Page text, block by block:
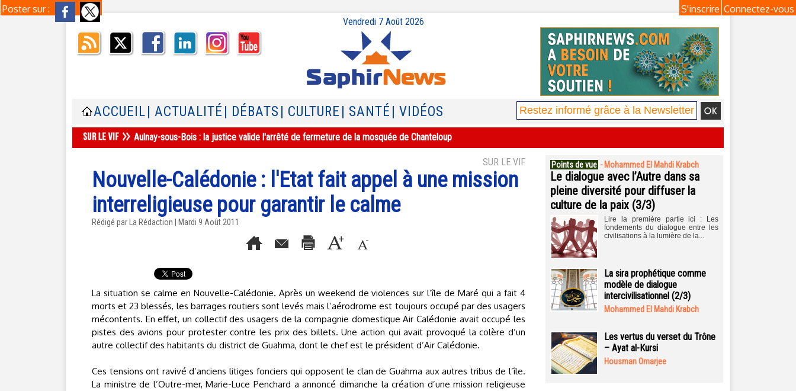
Poster sur : Connectez-vous
S'inscrire
Vendredi 7 Août 2026
ACCUEIL | ACTUALITÉ | DÉBATS | CULTURE | SANTÉ | VIDÉOS
Aulnay-sous-Bois : la justice valide l'arrêté de fermeture de la mosquée de Chanteloup
SUR LE VIF
Nouvelle-Calédonie : l'Etat fait appel à une mission
interreligieuse pour garantir le calme
Rédigé par La Rédaction | Mardi 9 Août 2011
La situation se calme en Nouvelle-Calédonie. Après un weekend de violences sur l’île de Maré qui a fait 4
morts et 23 blessés, les barrages routiers sont levés mais l’aérodrome est toujours occupé par des usagers
mécontents. En effet, un collectif des usagers de la compagnie domestique Air Calédonie avait occupé les
pistes des avions pour protester contre les prix des billets. Une action qui avait provoqué la colère d’un
autre collectif des habitants du district de Guahma, dont le chef est le président d’Air Calédonie.
Ces tensions ont ravivé d’anciens litiges fonciers qui opposent le clan de Guahma aux autres tribus de l’île.
La ministre de l’Outre-mer, Marie-Luce Penchard a annoncé dimanche la création d’une mission religieuse
Points de vue - Mohammed El Mahdi Krabch
Le dialogue avec l’Autre dans sa
pleine diversité pour diffuser la
culture de la paix (3/3)
Lire la première partie ici : Les
fondements du dialogue entre les
civilisations à la lumière de la...
La sira prophétique comme
modèle de dialogue
intercivilisationnel (2/3)
Mohammed El Mahdi Krabch
Les vertus du verset du Trône
– Ayat al-Kursi
Housman Omarjee